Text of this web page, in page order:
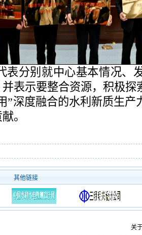
表分别就中心基本情况、
表示要整合资源，积极探
”深度融合的水利新质生
。
其他链接
关